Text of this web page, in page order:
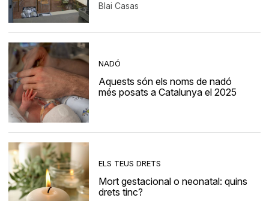
Blai Casas
NADÓ
Aquests són els noms de nadó
més posats a Catalunya el 2025
ELS TEUS DRETS
Mort gestacional o neonatal: quins
drets tinc?